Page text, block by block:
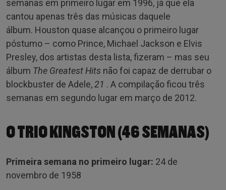
semanas em primeiro lugar em 1996, já que ela
cantou apenas três das músicas daquele
álbum. Houston quase alcançou o primeiro lugar
póstumo – como Prince, Michael Jackson e Elvis
Presley, dos artistas desta lista, fizeram – mas seu
álbum The Greatest Hits não foi capaz de derrubar o
blockbuster de Adele,21 . A compilação ficou três
semanas em segundo lugar em março de 2012.
O TRIO KINGSTON (46 SEMANAS)
Primeira semana no primeiro lugar: 24 de
novembro de 1958